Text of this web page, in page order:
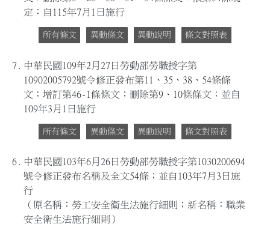
定：自115年7月1日施行
所有條文 異動條文 異動說明 條文對照表
7.
中華民國109年2月27日勞動部勞職授字第
10902005792號令修正發布第11、35、38、54條條
文；增訂第46-1條條文；刪除第9、10條條文；並自
109年3月1日施行
所有條文 異動條文 異動說明 條文對照表
6.
中華民國103年6月26日勞動部勞職授字第1030200694
號令修正發布名稱及全文54條；並自103年7月3日施
行
（原名稱：勞工安全衛生法施行細則；新名稱：職業
安全衛生法施行細則）